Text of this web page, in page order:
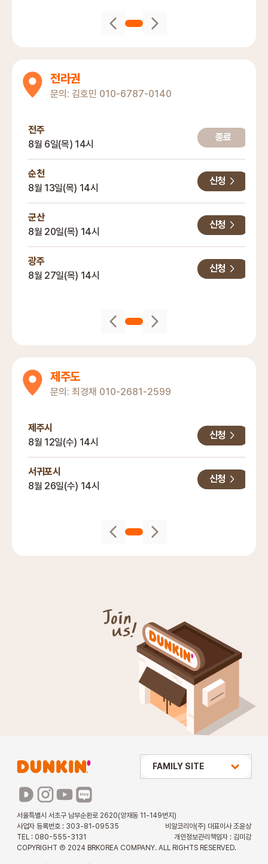
전라권
문의: 김호민 010-6787-0140
전주
8월 6일(목) 14시
종료
순천
8월 13일(목) 14시
신청
군산
8월 20일(목) 14시
신청
광주
8월 27일(목) 14시
신청
제주도
문의: 최경채 010-2681-2599
제주시
8월 12일(수) 14시
신청
서귀포시
8월 26일(수) 14시
신청
서울특별시 서초구 남부순환로 2620(양재동 11-149번지)
사업자 등록번호 : 303-81-09535
비알코리아(주) 대표이사 조윤상
TEL : 080-555-3131
개인정보관리책임자 : 김미강
COPYRIGHT Ⓒ 2024 BRKOREA COMPANY. ALL RIGHTS RESERVED.
상미당 HOLDINGS
파리바게뜨
파스쿠찌
FAMILY SITE